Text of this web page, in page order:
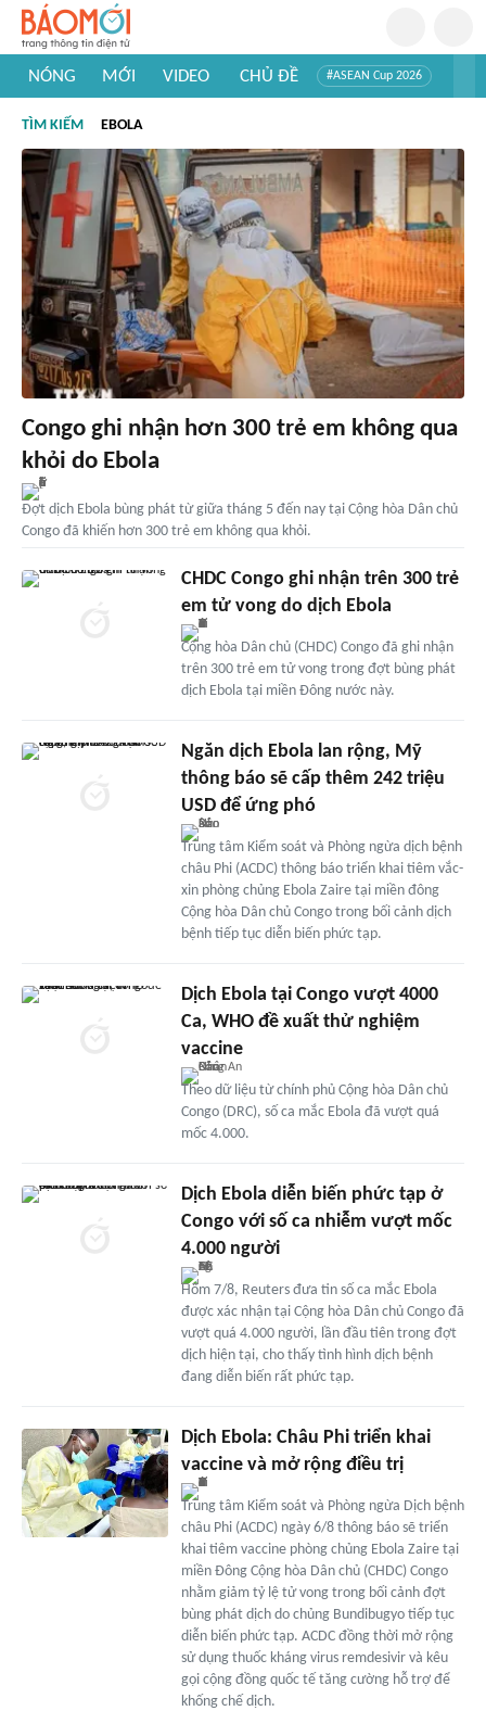
NÓNG MỚI VIDEO CHỦ ĐỀ #ASEAN Cup 2026
#Khám phá thế giới
TÌM KIẾM EBOLA
Congo ghi nhận hơn 300 trẻ em không qua
khỏi do Ebola
Đợt dịch Ebola bùng phát từ giữa tháng 5 đến nay tại Cộng hòa Dân chủ
Congo đã khiến hơn 300 trẻ em không qua khỏi.
CHDC Congo ghi nhận trên 300 trẻ
em tử vong do dịch Ebola
Cộng hòa Dân chủ (CHDC) Congo đã ghi nhận
trên 300 trẻ em tử vong trong đợt bùng phát
dịch Ebola tại miền Đông nước này.
Ngăn dịch Ebola lan rộng, Mỹ
thông báo sẽ cấp thêm 242 triệu
USD để ứng phó
Trung tâm Kiểm soát và Phòng ngừa dịch bệnh
châu Phi (ACDC) thông báo triển khai tiêm vắc-
xin phòng chủng Ebola Zaire tại miền đông
Cộng hòa Dân chủ Congo trong bối cảnh dịch
bệnh tiếp tục diễn biến phức tạp.
Dịch Ebola tại Congo vượt 4000
Ca, WHO đề xuất thử nghiệm
vaccine
Theo dữ liệu từ chính phủ Cộng hòa Dân chủ
Congo (DRC), số ca mắc Ebola đã vượt quá
mốc 4.000.
Dịch Ebola diễn biến phức tạp ở
Congo với số ca nhiễm vượt mốc
4.000 người
Hôm 7/8, Reuters đưa tin số ca mắc Ebola
được xác nhận tại Cộng hòa Dân chủ Congo đã
vượt quá 4.000 người, lần đầu tiên trong đợt
dịch hiện tại, cho thấy tình hình dịch bệnh
đang diễn biến rất phức tạp.
Dịch Ebola: Châu Phi triển khai
vaccine và mở rộng điều trị
Trung tâm Kiểm soát và Phòng ngừa Dịch bệnh
châu Phi (ACDC) ngày 6/8 thông báo sẽ triển
khai tiêm vaccine phòng chủng Ebola Zaire tại
miền Đông Cộng hòa Dân chủ (CHDC) Congo
nhằm giảm tỷ lệ tử vong trong bối cảnh đợt
bùng phát dịch do chủng Bundibugyo tiếp tục
diễn biến phức tạp. ACDC đồng thời mở rộng
sử dụng thuốc kháng virus remdesivir và kêu
gọi cộng đồng quốc tế tăng cường hỗ trợ để
khống chế dịch.